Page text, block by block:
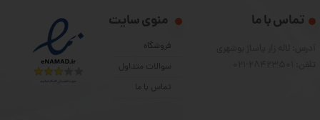
منوی سایت
فروشگاه
سوالات متداول
تماس با ما
تماس با ما